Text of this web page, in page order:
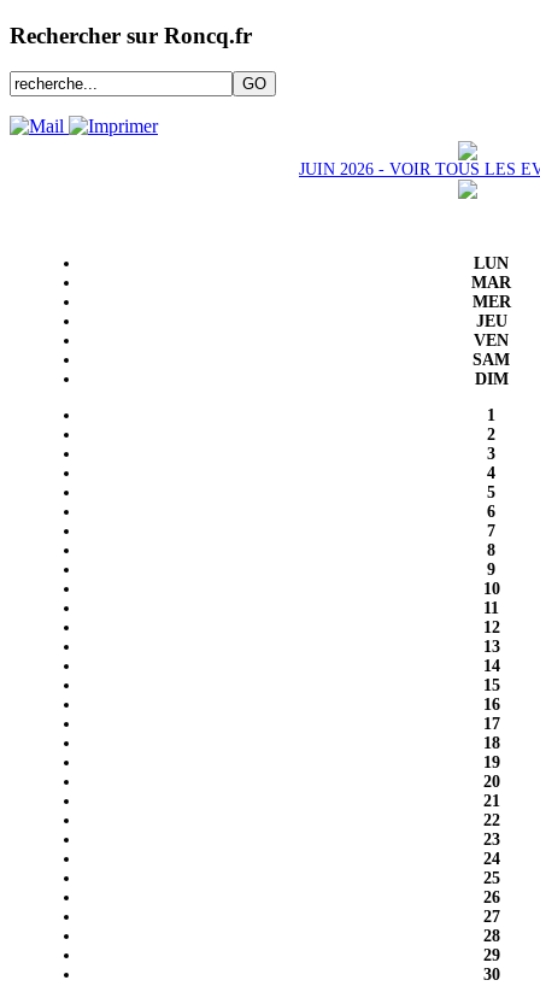
Rechercher sur Roncq.fr
JUIN 2026 - VOIR TOUS LES
LUN
MAR
MER
JEU
VEN
SAM
DIM
1
2
3
4
5
6
7
8
9
10
11
12
13
14
15
16
17
18
19
20
21
22
23
24
25
26
27
28
29
30